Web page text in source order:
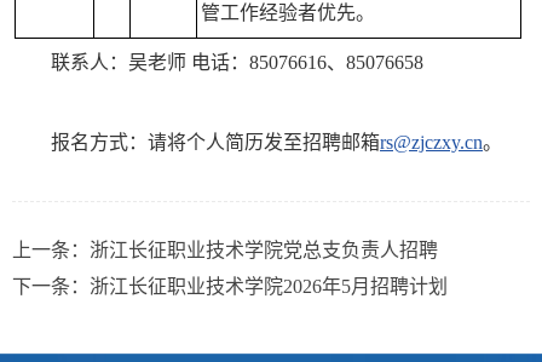
管工作经验者优先。
联系人：吴老师 电话：85076616、85076658
报名方式：请将个人简历发至招聘邮箱rs@zjczxy.cn。
上一条： 浙江长征职业技术学院党总支负责人招聘
下一条： 浙江长征职业技术学院2026年5月招聘计划